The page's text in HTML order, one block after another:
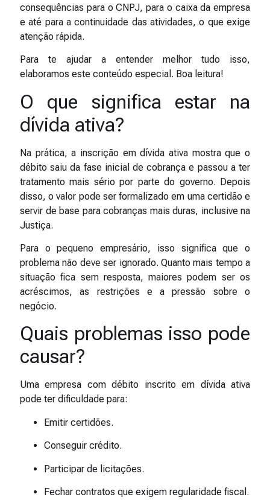
consequências para o CNPJ, para o caixa da empresa
e até para a continuidade das atividades, o que exige
atenção rápida.
Para te ajudar a entender melhor tudo isso,
elaboramos este conteúdo especial. Boa leitura!
O que significa estar na
dívida ativa?
Na prática, a inscrição em dívida ativa mostra que o
débito saiu da fase inicial de cobrança e passou a ter
tratamento mais sério por parte do governo. Depois
disso, o valor pode ser formalizado em uma certidão e
servir de base para cobranças mais duras, inclusive na
Justiça.
Para o pequeno empresário, isso significa que o
problema não deve ser ignorado. Quanto mais tempo a
situação fica sem resposta, maiores podem ser os
acréscimos, as restrições e a pressão sobre o
negócio.
Quais problemas isso pode
causar?
Uma empresa com débito inscrito em dívida ativa
pode ter dificuldade para:
Emitir certidões.
Conseguir crédito.
Participar de licitações.
Fechar contratos que exigem regularidade fiscal.